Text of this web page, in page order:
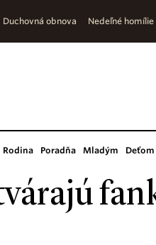
Duchovná obnova Nedeľné homílie
Rodina Poradňa Mladým Deťom